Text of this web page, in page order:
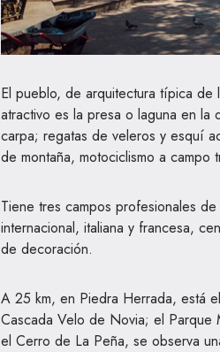
El pueblo, de arquitectura típica de
atractivo es la presa o laguna en
carpa; regatas de veleros y esquí
de montaña, motociclismo a campo
Tiene tres campos profesionales
internacional, italiana y francesa,
de decoración.
A 25 km, en Piedra Herrada, está
Cascada Velo de Novia; el
el Cerro de La Peña, se observa